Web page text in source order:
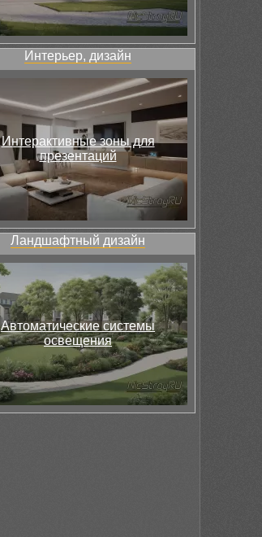
Интерьер, дизайн
Интерактивные зоны для
презентаций
Ландшафтный дизайн
Автоматические системы
освещения